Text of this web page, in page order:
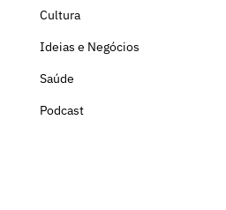
Cultura
Ideias e Negócios
Saúde
Podcast